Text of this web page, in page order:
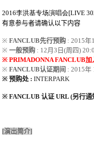
2016李洪基专场演唱会[LIVE
有意参与者请确认以下内容
※ FANCLUB先行预购 : 2015年
※ 一般预购 : 12 月 3 日 (周四)
※ PRIMADONNAFANCLUB加
※ FANCLUB认证期间 : 2015年
※ 预购处 : INTERPARK
※ FANCLUB 认证 URL (另行通
[演出简介]